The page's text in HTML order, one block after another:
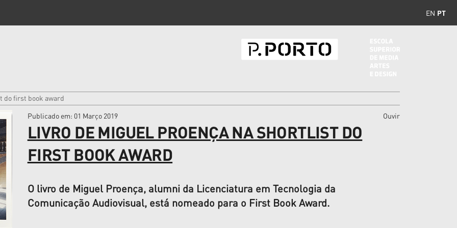
EN PT
do first book award
Publicado em: 01 Março 2019 Ouvir
LIVRO DE MIGUEL PROENÇA NA SHORTLIST DO
FIRST BOOK AWARD
O livro de Miguel Proença, alumni da Licenciatura em Tecnologia da
Comunicação Audiovisual, está nomeado para o First Book Award.